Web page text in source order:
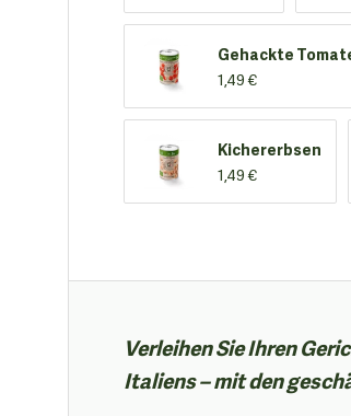
Gehackte
1,49 €
Kichererbsen
1,49 €
Verleihen Sie Ihren
Italiens – mit den